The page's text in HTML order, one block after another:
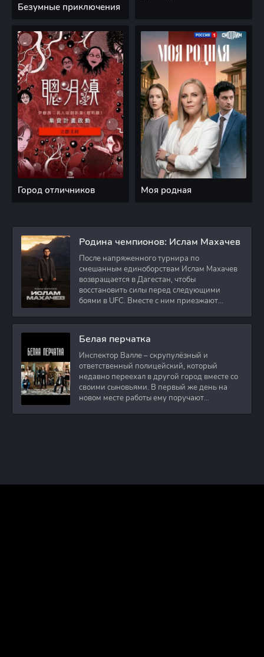
Безумные приключения
Город отличников Моя родная
Родина чемпионов: Ислам Махачев
После напряженного турнира по
смешанным единоборствам Ислам Махачев
возвращается в Дагестан, чтобы
восстановить силы перед следующими
боями в UFC. Вместе с ним приезжают
Белая перчатка
Инспектор Валле – скрупулёзный и
ответственный полицейский, который
недавно переехал в другой город вместе со
своими сыновьями. В первый же день на
новом месте работы ему поручают